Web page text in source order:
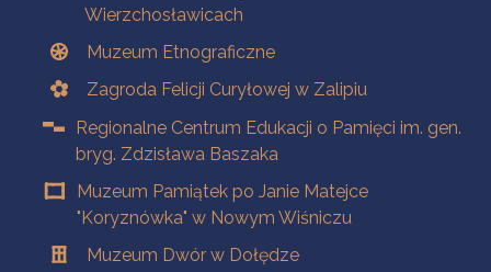
Wierzchosławicach
Muzeum Etnograficzne
Zagroda Felicji Curyłowej w Zalipiu
Regionalne Centrum Edukacji o Pamięci im. gen.
bryg. Zdzisława Baszaka
Muzeum Pamiątek po Janie Matejce
"Koryznówka" w Nowym Wiśniczu
Muzeum Dwór w Dołędze